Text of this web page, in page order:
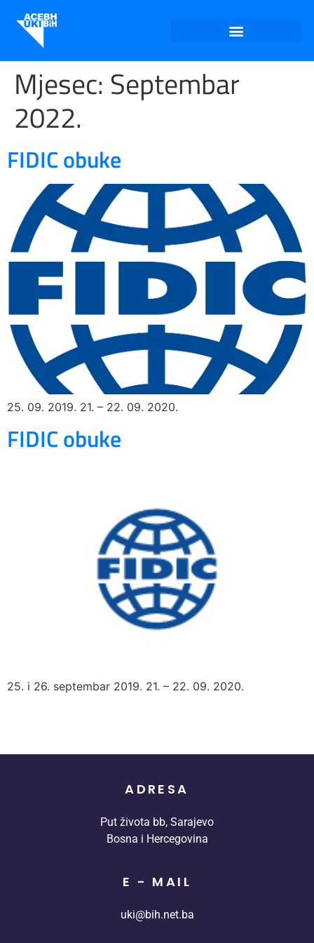
Mjesec: Septembar
2022.
FIDIC obuke
25. 09. 2019. 21. – 22. 09. 2020.
FIDIC obuke
25. i 26. septembar 2019. 21. – 22. 09. 2020.
ADRESA
Put života bb, Sarajevo
Bosna i Hercegovina
E - MAIL
uki@bih.net.ba